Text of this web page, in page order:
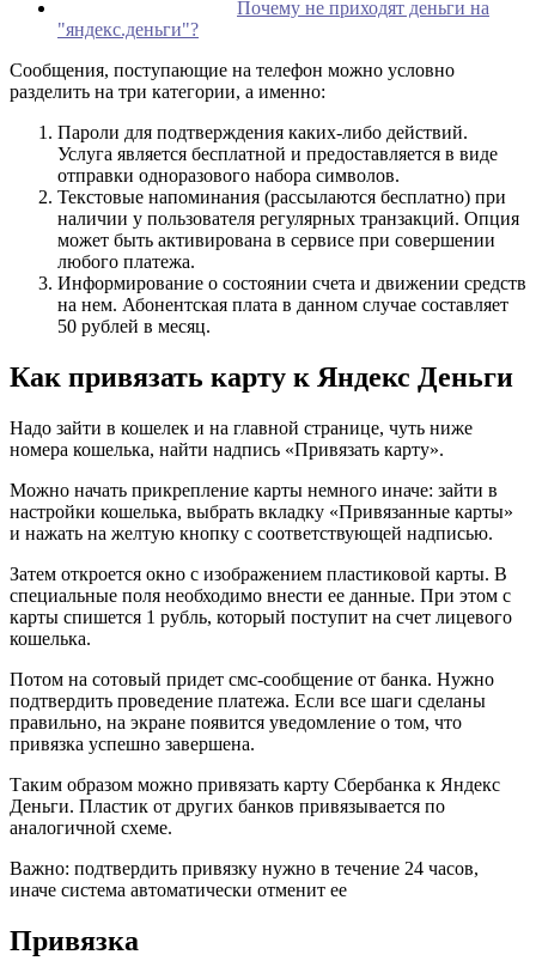
Почему не приходят деньги на
"яндекс.деньги"?
Сообщения, поступающие на телефон можно условно
разделить на три категории, а именно:
Пароли для подтверждения каких-либо действий.
Услуга является бесплатной и предоставляется в виде
отправки одноразового набора символов.
Текстовые напоминания (рассылаются бесплатно) при
наличии у пользователя регулярных транзакций. Опция
может быть активирована в сервисе при совершении
любого платежа.
Информирование о состоянии счета и движении средств
на нем. Абонентская плата в данном случае составляет
50 рублей в месяц.
Как привязать карту к Яндекс Деньги
Надо зайти в кошелек и на главной странице, чуть ниже
номера кошелька, найти надпись «Привязать карту».
Можно начать прикрепление карты немного иначе: зайти в
настройки кошелька, выбрать вкладку «Привязанные карты»
и нажать на желтую кнопку с соответствующей надписью.
Затем откроется окно с изображением пластиковой карты. В
специальные поля необходимо внести ее данные. При этом с
карты спишется 1 рубль, который поступит на счет лицевого
кошелька.
Потом на сотовый придет смс-сообщение от банка. Нужно
подтвердить проведение платежа. Если все шаги сделаны
правильно, на экране появится уведомление о том, что
привязка успешно завершена.
Таким образом можно привязать карту Сбербанка к Яндекс
Деньги. Пластик от других банков привязывается по
аналогичной схеме.
Важно: подтвердить привязку нужно в течение 24 часов,
иначе система автоматически отменит ее
Привязка